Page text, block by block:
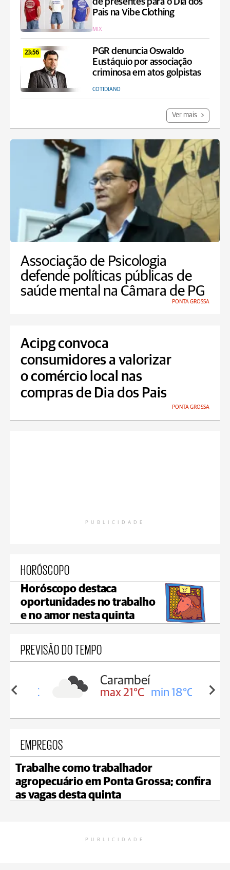
Pais na Vibe Clothing
MIX
23:56
PGR denuncia Oswaldo
Eustáquio por associação
criminosa em atos golpistas
COTIDIANO
Ver mais
Associação de Psicologia
defende políticas públicas de
saúde mental na Câmara de PG
PONTA GROSSA
Acipg convoca
consumidores a valorizar
o comércio local nas
compras de Dia dos Pais
PONTA GROSSA
PUBLICIDADE
HORÓSCOPO
Horóscopo destaca
oportunidades no trabalho
e no amor nesta quinta
PREVISÃO DO TEMPO
19°C
Carambeí
max 21°C min 18°C
EMPREGOS
Trabalhe como trabalhador
agropecuário em Ponta Grossa; confira
as vagas desta quinta
PUBLICIDADE